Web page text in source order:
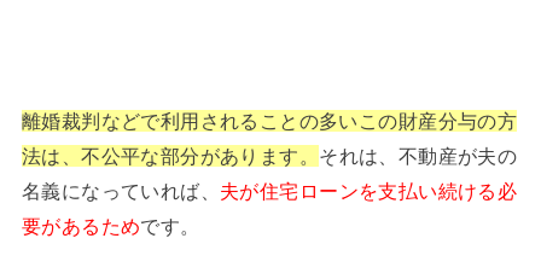
離婚裁判などで利用されることの多いこの財産分与の方
法は、不公平な部分があります。 それは、不動産が夫の
名義になっていれば、 夫が住宅ローンを支払い続ける必
要があるためです。